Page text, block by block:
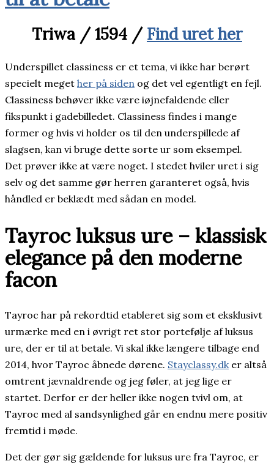
Triwa / 1594 / Find uret her
Underspillet classiness er et tema, vi ikke har berørt
specielt meget her på siden og det vel egentligt en fejl.
Classiness behøver ikke være iøjnefaldende eller
fikspunkt i gadebilledet. Classiness findes i mange
former og hvis vi holder os til den underspillede af
slagsen, kan vi bruge dette sorte ur som eksempel.
Det prøver ikke at være noget. I stedet hviler uret i sig
selv og det samme gør herren garanteret også, hvis
håndled er beklædt med sådan en model.
Tayroc luksus ure – klassisk
elegance på den moderne
facon
Tayroc har på rekordtid etableret sig som et eksklusivt
urmærke med en i øvrigt ret stor portefølje af luksus
ure, der er til at betale. Vi skal ikke længere tilbage end
2014, hvor Tayroc åbnede dørene. Stayclassy.dker altså
omtrent jævnaldrende og jeg føler, at jeg lige er
startet. Derfor er der heller ikke nogen tvivl om, at
Tayroc med al sandsynlighed går en endnu mere positiv
fremtid i møde.
Det der gør sig gældende for luksus ure fra Tayroc, er